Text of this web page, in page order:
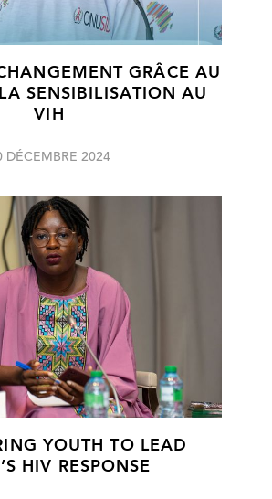
GRÂCE AU
SENSIBILISATION AU
VIH
DÉCEMBRE 2024
YOUTH TO LEAD
HIV RESPONSE